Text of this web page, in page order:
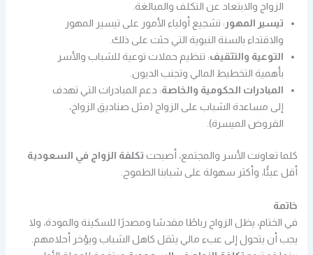
الزواج والابتعاد عن التكلف والمبالغة.
تيسير المهور : تشجيع أولياء الأمور على تيسير المهور
والاقتداء بالسنة النبوية التي حثت على ذلك.
التوعية والتثقيف: تنظيم حملات توعية للشباب والأسر
بأهمية التخطيط المالي وتجنب الديون.
المبادرات الحكومية والخاصة: دعم المبادرات التي تهدف
إلى مساعدة الشباب على الزواج (مثل صناديق الزواج،
القروض الميسرة).
كلما تعاونت الأسر والمجتمع، أصبحت تكلفة الزواج في السعودية
أقل عبئًا، وأكثر سهولة على شبابنا الطموح.
خاتمة
في الختام، يظل الزواج رباطًا مقدسًا ومصدرًا للسكينة والمودة، ولا
يجب أن يتحول إلى عبء مالي يثقل كاهل الشباب ويؤخر أحلامهم.